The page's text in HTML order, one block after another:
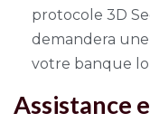
protocole 3D
demandera
votre banque
Assistance